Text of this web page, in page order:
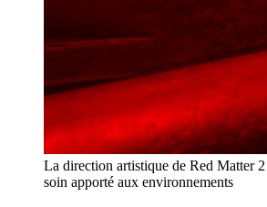
La direction artistique de Red Matter
soin apporté aux environnements